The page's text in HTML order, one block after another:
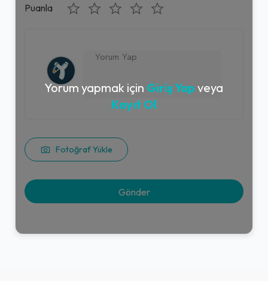
Puanla
Fotoğraf Yükle
Yorum yapmak için Giriş Yap veya
Kayıt Ol